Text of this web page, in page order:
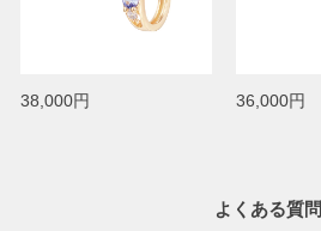
38,000円 36,000円
よくある質問